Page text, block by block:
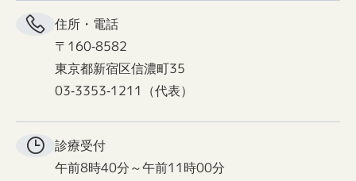
住所・電話
〒160-8582
東京都新宿区信濃町35
03-3353-1211（代表）
診療受付
午前8時40分～午前11時00分